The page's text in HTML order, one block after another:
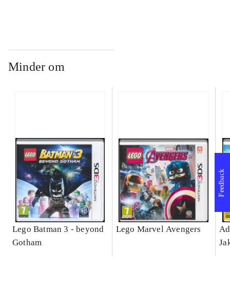
Minder om
Lego Batman 3 - beyond
Gotham
Lego Marvel Avengers
Feedback